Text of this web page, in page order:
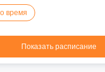
время
Показать расписание